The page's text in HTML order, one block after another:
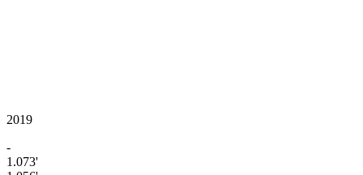
2019
-
1.073'